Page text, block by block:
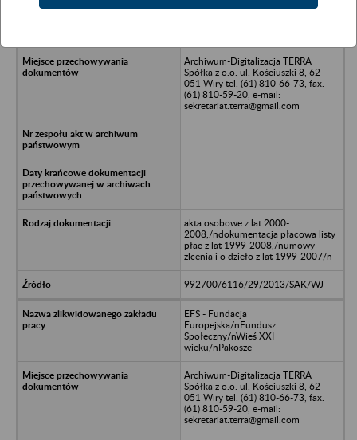
Elbląskie Stowarzyszenie Rozwoju
Archiwum-Digitalizacja TERRA
Spółka z o.o. ul. Kościuszki 8, 62-
051 Wiry tel. (61) 810-66-73, fax.
(61) 810-59-20, e-mail:
sekretariat.terra@gmail.com
akta osobowe z lat 2000-
2008,/ndokumentacja płacowa listy
płac z lat 1999-2008,/numowy
zlcenia i o dzieło z lat 1999-2007/n
992700/6116/29/2013/SAK/WJ
EFS - Fundacja
Europejska/nFundusz
Społeczny/nWieś XXI
wieku/nPakosze
Archiwum-Digitalizacja TERRA
Spółka z o.o. ul. Kościuszki 8, 62-
051 Wiry tel. (61) 810-66-73, fax.
(61) 810-59-20, e-mail:
sekretariat.terra@gmail.com